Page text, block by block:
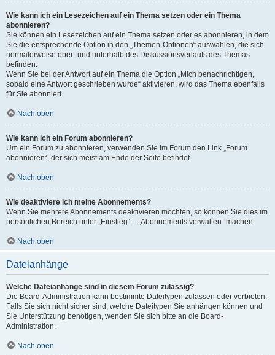
Wie kann ich ein Lesezeichen auf ein Thema setzen oder ein Thema
abonnieren?
Sie können ein Lesezeichen auf ein Thema setzen oder es abonnieren, in dem
Sie die entsprechende Option in den „Themen-Optionen“ auswählen, die sich
normalerweise ober- und unterhalb des Diskussionsverlaufs des Themas
befinden.
Wenn Sie bei der Antwort auf ein Thema die Option „Mich benachrichtigen,
sobald eine Antwort geschrieben wurde“ aktivieren, wird das Thema ebenfalls
für Sie abonniert.
Nach oben
Wie kann ich ein Forum abonnieren?
Um ein Forum zu abonnieren, verwenden Sie im Forum den Link „Forum
abonnieren“, der sich meist am Ende der Seite befindet.
Nach oben
Wie deaktiviere ich meine Abonnements?
Wenn Sie mehrere Abonnements deaktivieren möchten, so können Sie dies im
persönlichen Bereich unter „Einstieg“ – „Abonnements verwalten“ machen.
Nach oben
Dateianhänge
Welche Dateianhänge sind in diesem Forum zulässig?
Die Board-Administration kann bestimmte Dateitypen zulassen oder verbieten.
Falls Sie sich nicht sicher sind, welche Dateitypen Sie anhängen können und
Sie Unterstützung benötigen, wenden Sie sich bitte an die Board-
Administration.
Nach oben